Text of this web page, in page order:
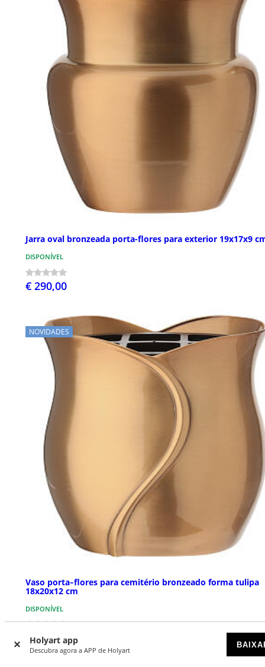
Holyart app
Descubra agora a APP de Holyart
Jarra oval bronzeada porta-flores para exterior 19x17x9
DISPONÍVEL
€ 290,00
NOVIDADES
Vaso porta‑flores para cemitério bronzeado forma tulipa
18x20x12 cm
DISPONÍVEL
€ 319,00